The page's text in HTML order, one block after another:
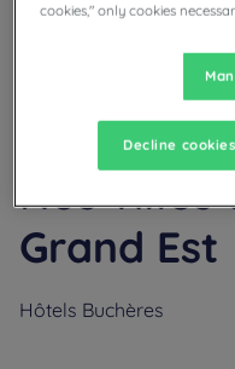
professionnels, parking
Nos villes
Grand Est
Hôtels Buchères
cookies," only cookies
Decline cookies